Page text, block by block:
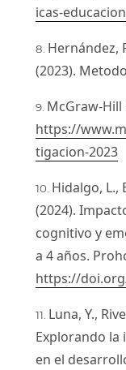
icas-educacion
Hernández,
(2023).
McGraw-Hill
https://
tigacion-2023
Hidalgo, L.,
(2024).
cognitivo y
a 4 años.
https://
Luna, Y.,
Explorando la
en el